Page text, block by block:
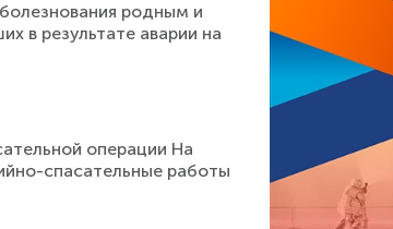
родным и
в результате аварии на
операции На
спасательные работы